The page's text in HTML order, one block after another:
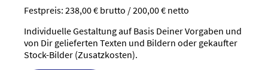
Festpreis: 238,00 € brutto / 200,00 € netto
Individuelle Gestaltung auf Basis Deiner Vorgaben und
von Dir gelieferten Texten und Bildern oder gekaufter
Stock-Bilder (Zusatzkosten).